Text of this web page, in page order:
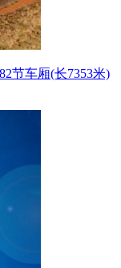
节车厢(长7353米)